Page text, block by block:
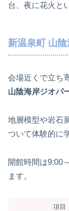
台、夜に花火と
新温泉町 山
会場近くで立ち
山陰海岸ジオパ
地層模型や岩石
ついて体験的に
開館時間は9:00
ます。
項目